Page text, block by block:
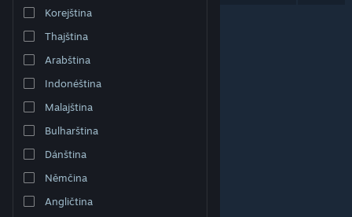
Mobilní aplikace služby Steam
Desktopová verze stránky
Korejština
Thajština
Arabština
Indonéština
Malajština
Bulharština
Dánština
Němčina
Angličtina